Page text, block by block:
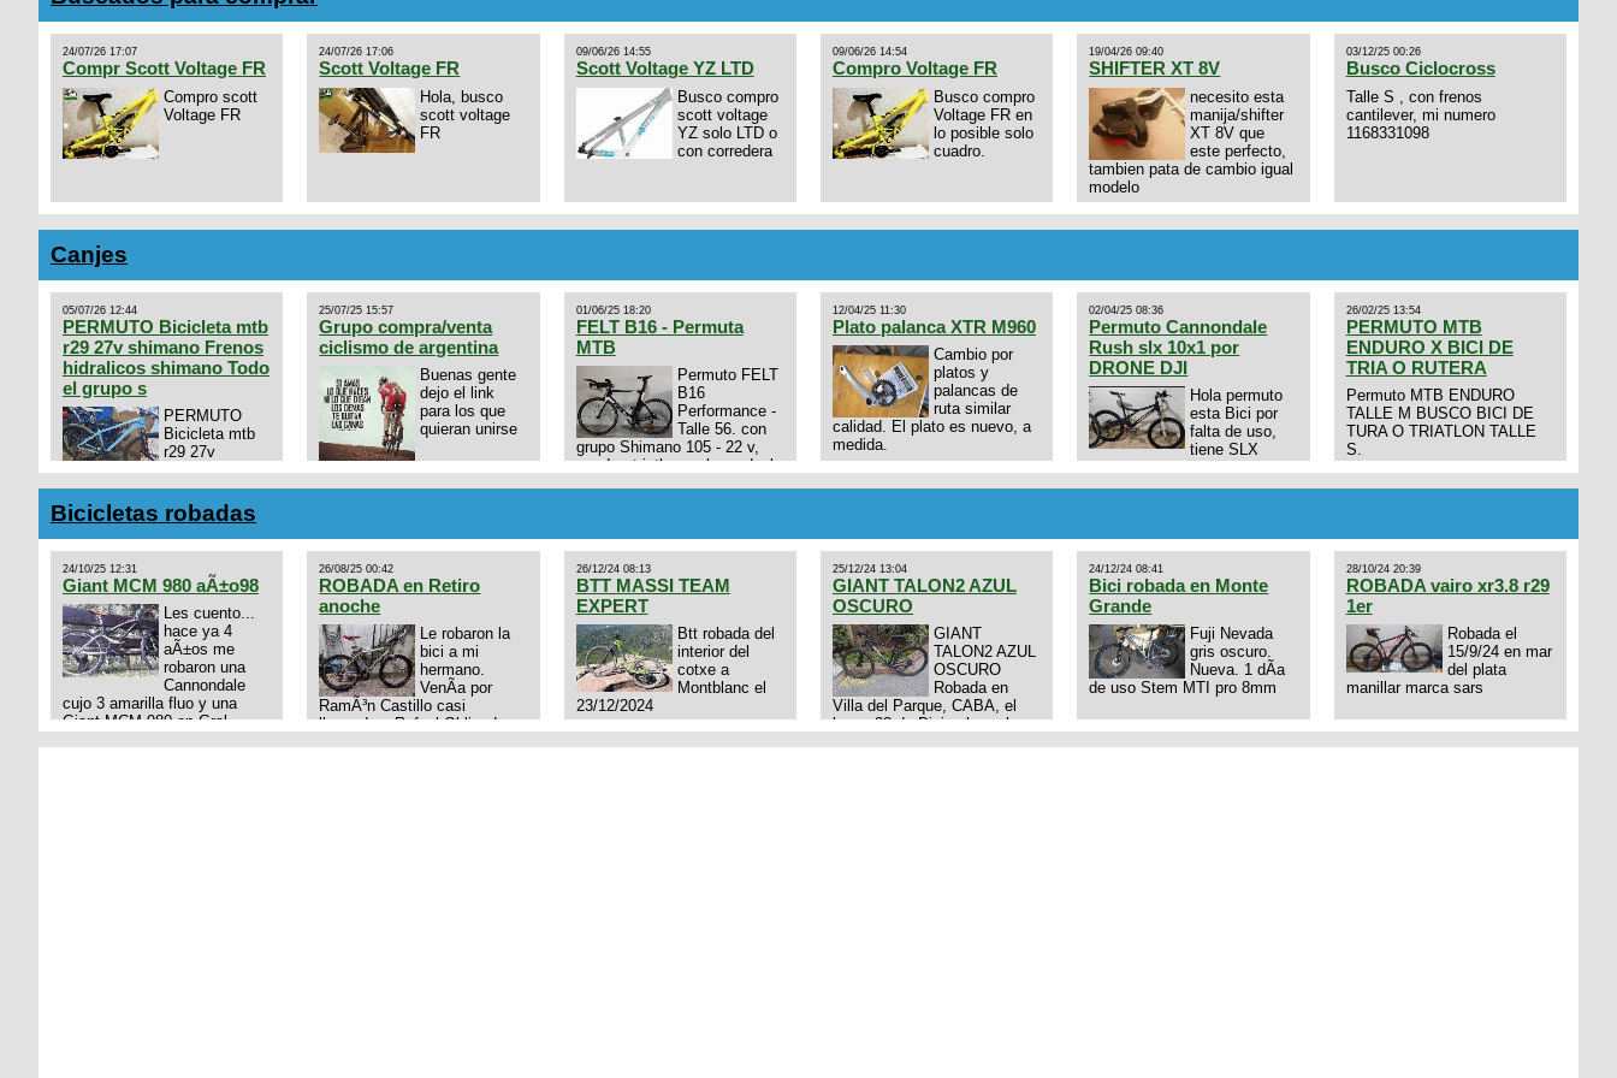
24/07/26 17:07
Compr Scott Voltage FR
Compro scott
Voltage FR
24/07/26 17:06
Scott Voltage FR
Hola, busco
scott voltage
FR
09/06/26 14:55
Scott Voltage YZ LTD
Busco compro
scott voltage
YZ solo LTD o
con corredera
09/06/26 14:54
Compro Voltage FR
Busco compro
Voltage FR en
lo posible solo
cuadro.
19/04/26 09:40
SHIFTER XT 8V
necesito esta
manija/shifter
XT 8V que
este perfecto,
tambien pata de cambio igual
modelo
03/12/25 00:26
Busco Ciclocross
Talle S , con frenos
cantilever, mi numero
1168331098
Canjes
05/07/26 12:44
PERMUTO Bicicleta mtb
r29 27v shimano Frenos
hidralicos shimano Todo
el grupo s
PERMUTO
Bicicleta mtb
r29 27v
shimano
Frenos hidralicos shimano
Todo el grupo shimano Talle
s/m Permuto x pistera o ruta
talle s o m.
25/07/25 15:57
Grupo compra/venta
ciclismo de argentina
Buenas gente
dejo el link
para los que
quieran unirse
https://chat.whatsapp.com/E4N9zhVk9wHFFzK7T345Kn?
mode=ac_t
01/06/25 18:20
FELT B16 - Permuta
MTB
Permuto FELT
B16
Performance -
Talle 56. con
grupo Shimano 105 - 22 v,
cuadro: triatlon carbono dual
12/04/25 11:30
Plato palanca XTR M960
Cambio por
platos y
palancas de
ruta similar
calidad. El plato es nuevo, a
medida.
02/04/25 08:36
Permuto Cannondale
Rush slx 10x1 por
DRONE DJI
Hola permuto
esta Bici por
falta de uso,
tiene SLX
Horquilla Axon tope de gama
por drone de la marca Dji, les
interesa 3434568861 saludos
26/02/25 13:54
PERMUTO MTB
ENDURO X BICI DE
TRIA O RUTERA
Permuto MTB ENDURO
TALLE M BUSCO BICI DE
TURA O TRIATLON TALLE
S.
Bicicletas robadas
24/10/25 12:31
Giant MCM 980 aÃ±o98
Les cuento...
hace ya 4
aÃ±os me
robaron una
Cannondale
cujo 3 amarilla fluo y una
Giant MCM 980 en Gral
26/08/25 00:42
ROBADA en Retiro
anoche
Le robaron la
bici a mi
hermano.
VenÃ­a por
RamÃ³n Castillo casi
llegando a Rafael Obligado en
26/12/24 08:13
BTT MASSI TEAM
EXPERT
Btt robada del
interior del
cotxe a
Montblanc el
23/12/2024
25/12/24 13:04
GIANT TALON2 AZUL
OSCURO
GIANT
TALON2 AZUL
OSCURO
Robada en
Villa del Parque, CABA, el
lunes 23 de Diciembre a las
24/12/24 08:41
Bici robada en Monte
Grande
Fuji Nevada
gris oscuro.
Nueva. 1 dÃ­a
de uso Stem MTI pro 8mm
28/10/24 20:39
ROBADA vairo xr3.8 r29
1er
Robada el
15/9/24 en mar
del plata
manillar marca sars